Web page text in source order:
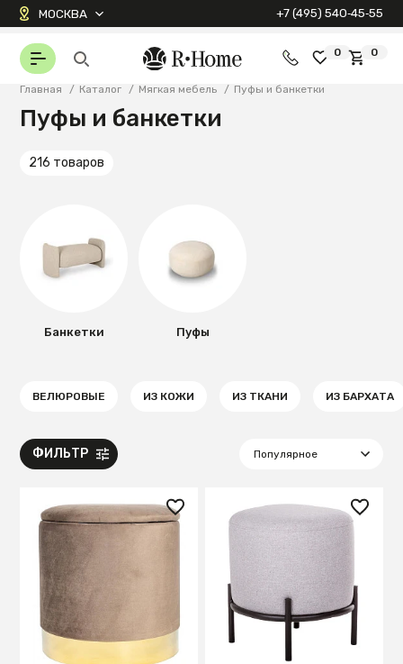
МОСКВА +7 (495) 540‑45‑55
0 0
Главная / Каталог / Мягкая мебель / Пуфы и банкетки
Пуфы и банкетки
216 товаров
Банкетки Пуфы
ВЕЛЮРОВЫЕ ИЗ КОЖИ ИЗ ТКАНИ ИЗ БАРХАТА
ФИЛЬТР